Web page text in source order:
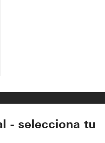
- selecciona tu